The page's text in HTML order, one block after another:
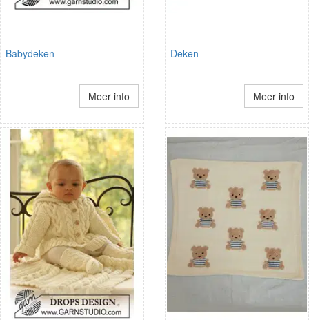
Babydeken
Meer info
Deken
Meer info